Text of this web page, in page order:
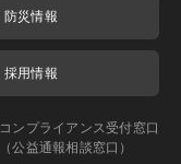
防災情報
採用情報
コンプライアンス受付窓口
（公益通報相談窓口）